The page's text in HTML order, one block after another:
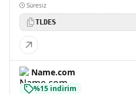
Süresiz
TLDES
Name.com
%15 indirim